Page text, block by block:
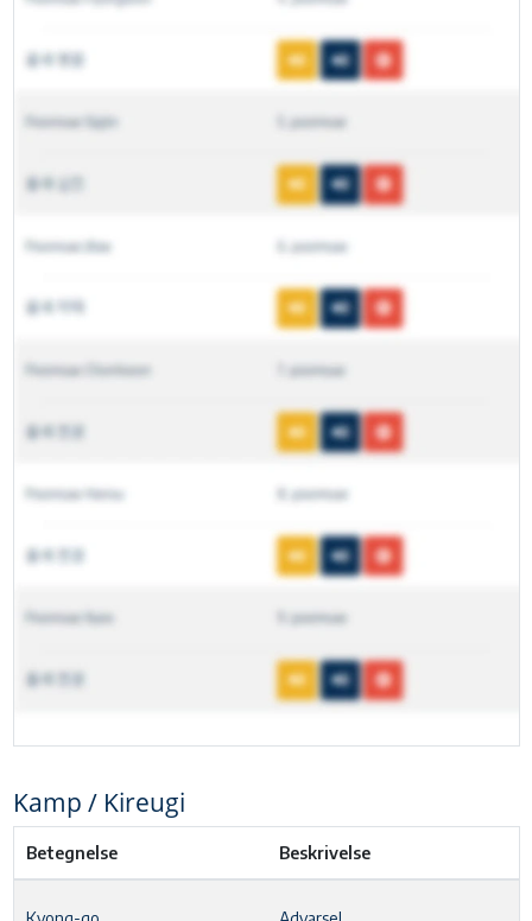
Kamp / Kireugi
Betegnelse Beskrivelse